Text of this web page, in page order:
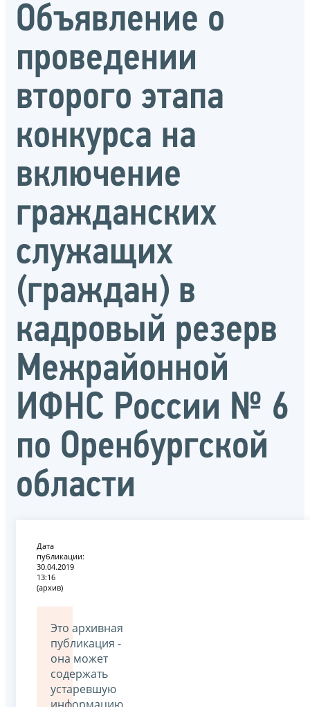
Объявление о
проведении
второго этапа
конкурса на
включение
гражданских
служащих
(граждан) в
кадровый резерв
Межрайонной
ИФНС России № 6
по Оренбургской
области
Дата
публикации:
30.04.2019
13:16
(архив)
Это архивная
публикация -
она может
содержать
устаревшую